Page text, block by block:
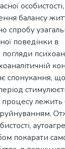
балансу
спробу
поведінки в
спонукання, що
покарати